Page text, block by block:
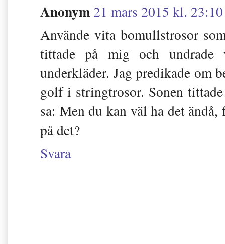
Anonym21 mars 2015 kl. 23:10
Använde vita bomullstrosor
tittade på mig och undrade
underkläder. Jag predikade om
golf i stringtrosor. Sonen
sa: Men du kan väl ha det
på det?
Svara